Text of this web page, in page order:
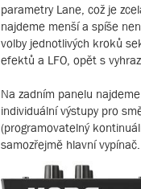
parametry Lane, což je
najdeme menší a spíše
volby jednotlivých kroků
efektů a LFO, opět s
Na zadním panelu
individuální výstupy pro
(programovatelný
samozřejmě hlavní vypínač.